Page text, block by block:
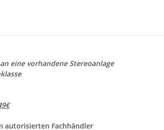
eine vorhandene Stereoanlage
autorisierten Fachhändler